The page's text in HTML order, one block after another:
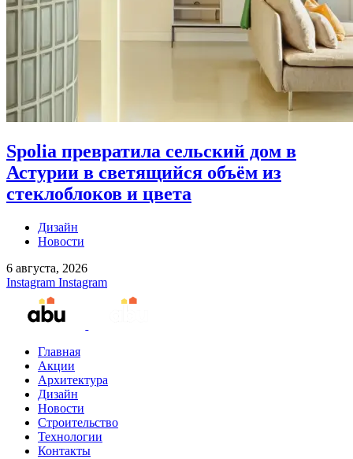
Spolia превратила сельский дом в
Астурии в светящийся объём из
стеклоблоков и цвета
Дизайн
Новости
6 августа, 2026
Instagram Instagram
Главная
Акции
Архитектура
Дизайн
Новости
Строительство
Технологии
Контакты